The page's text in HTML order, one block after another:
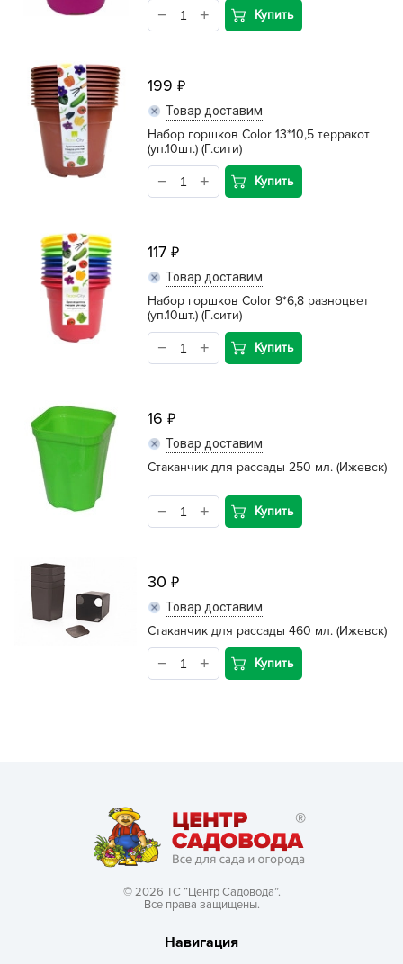
Купить
199
Товар доставим
Набор горшков Color 13*10,5 терракот
(уп.10шт.) (Г.сити)
Купить
117
Товар доставим
Набор горшков Color 9*6,8 разноцвет
(уп.10шт.) (Г.сити)
Купить
16
Товар доставим
Стаканчик для рассады 250 мл. (Ижевск)
Купить
30
Товар доставим
Стаканчик для рассады 460 мл. (Ижевск)
Купить
© 2026 ТС “Центр Садовода”.
Все права защищены.
Навигация